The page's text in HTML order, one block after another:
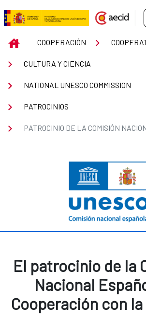
Skip to Main Content
Patrocinio de la
INICIOCOOPERACIÓN
CULTURA Y CIENCIA
NATIONAL UNESCO COMMISSION
PATROCINIOS
PATROCINIO DE LA COMISIÓN
El patrocinio de la
Nacional
Cooperación con la